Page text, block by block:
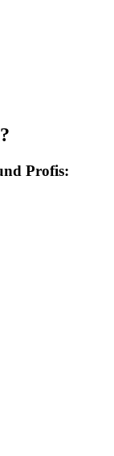
Profis: